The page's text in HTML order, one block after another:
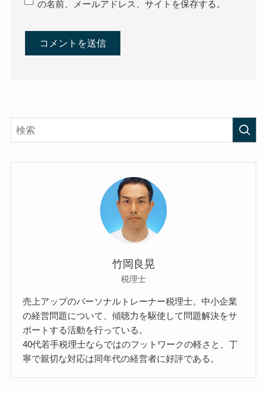
の名前、メールアドレス、サイトを保存する。
竹岡良晃
税理士
売上アップのパーソナルトレーナー税理士。中小企業
の経営問題について、傾聴力を駆使して問題解決をサ
ポートする活動を行っている。
40代若手税理士ならではのフットワークの軽さと、丁
寧で親切な対応は同年代の経営者に好評である。